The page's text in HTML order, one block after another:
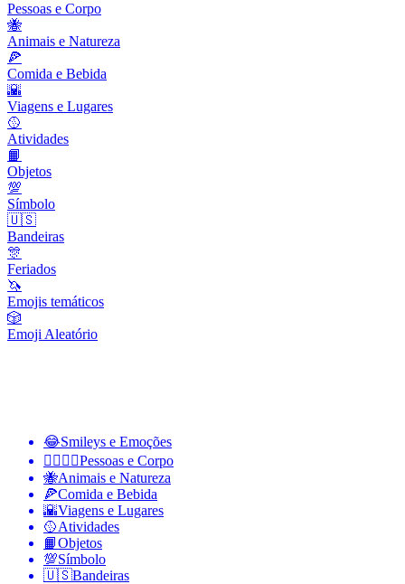
Pessoas e Corpo
🐝
Animais e Natureza
🍕
Comida e Bebida
🌇
Viagens e Lugares
🥎
Atividades
📙
Objetos
💯
Símbolo
🇺🇸
Bandeiras
🎊
Feriados
🦄
Emojis temáticos
🎲
Emoji Aleatório
😂Smileys e Emoções
👩‍❤️‍💋‍👨Pessoas e Corpo
🐝Animais e Natureza
🍕Comida e Bebida
🌇Viagens e Lugares
🥎Atividades
📙Objetos
💯Símbolo
🇺🇸Bandeiras